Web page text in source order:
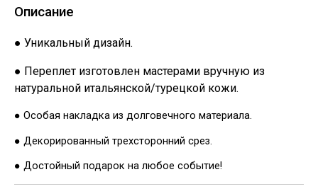
Описание
● Уникальный дизайн.
● Переплет изготовлен мастерами вручную из
натуральной итальянской/турецкой кожи.
● Особая накладка из долговечного материала.
● Декорированный трехсторонний срез.
● Достойный подарок на любое событие!